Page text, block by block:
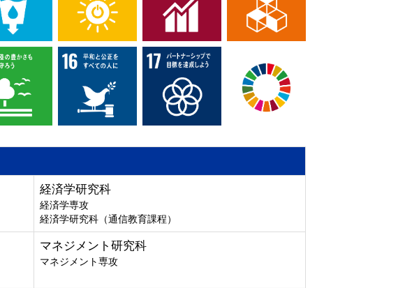
経済学研究科
経済学専攻
経済学研究科（通信教育課程）
マネジメント研究科
マネジメント専攻